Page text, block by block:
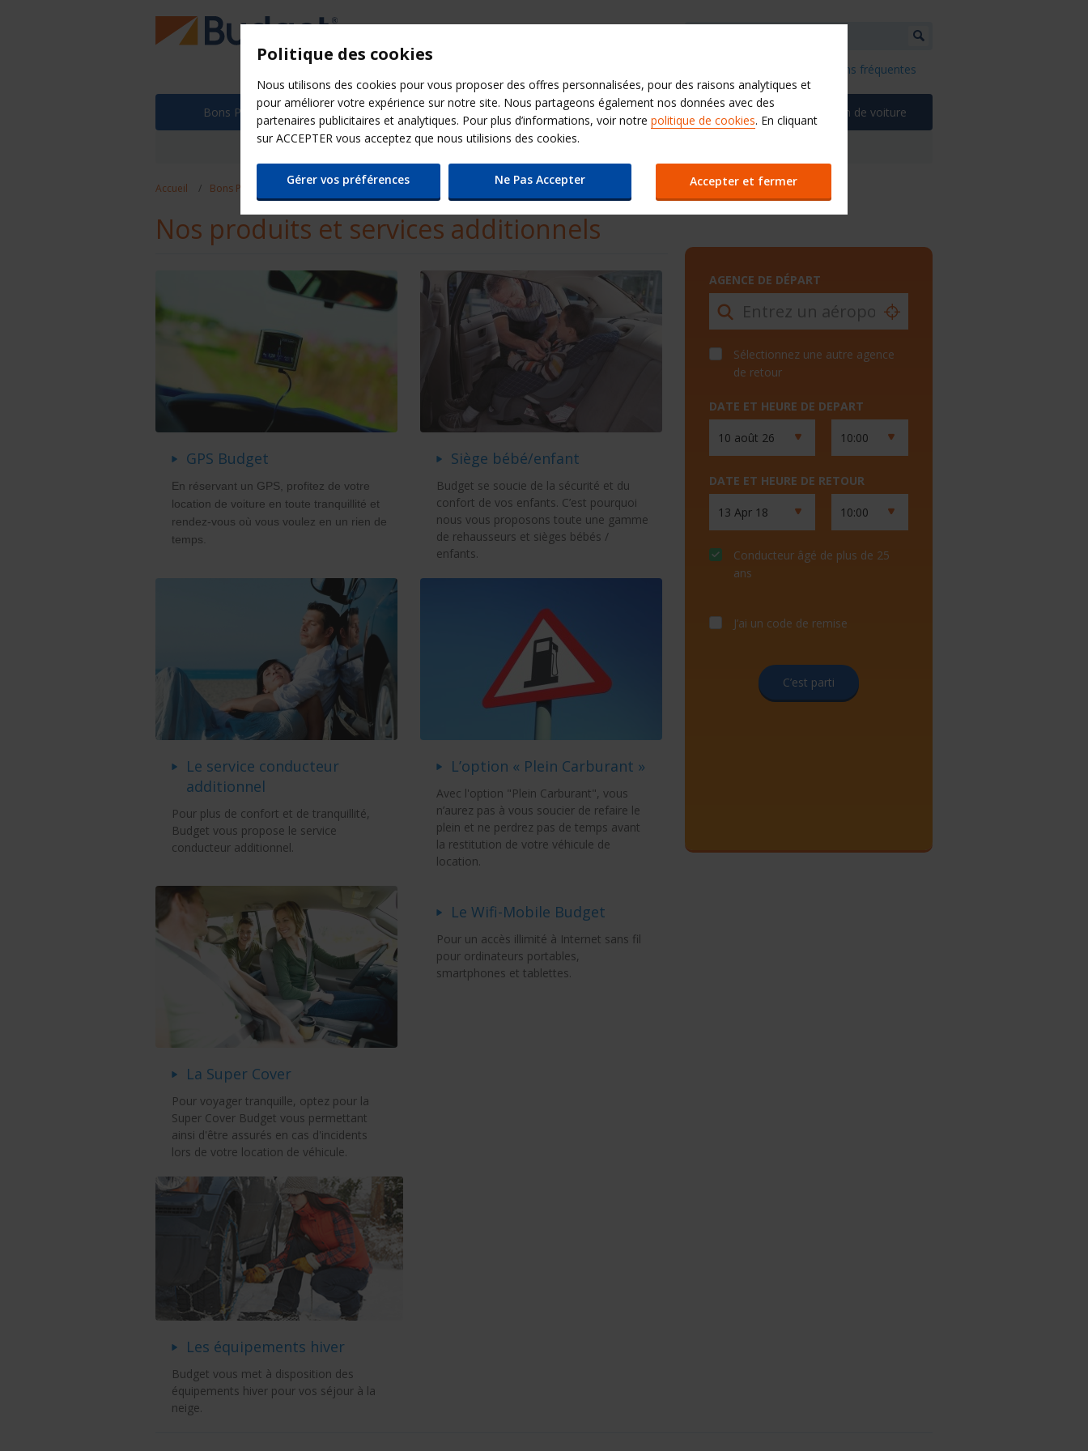
Budget Aide & questions fréquentes
Bons Plans Nos produits Contact QuickPass Location de voiture
Partenaires Budget
Accueil Bons Plans Les + Budget Services et Produits additionnels Budget
Nos produits et services additionnels
GPS Budget
En réservant un GPS, profitez de votre
location de voiture en toute tranquillité et
rendez-vous où vous voulez en un rien de
temps.
Siège bébé/enfant
Budget se soucie de la sécurité et du
confort de vos enfants. C’est pourquoi
nous vous proposons toute une gamme
de rehausseurs et sièges bébés /
enfants.
Le service conducteur
additionnel
Pour plus de confort et de tranquillité,
Budget vous propose le service
conducteur additionnel.
L’option « Plein Carburant »
Avec l'option "Plein Carburant", vous
n’aurez pas à vous soucier de refaire le
plein et ne perdrez pas de temps avant
la restitution de votre véhicule de
location.
La Super Cover
Pour voyager tranquille, optez pour la
Super Cover Budget vous permettant
ainsi d'être assurés en cas d'incidents
lors de votre location de véhicule.
Le Wifi-Mobile Budget
Pour un accès illimité à Internet sans fil
pour ordinateurs portables,
smartphones et tablettes.
Les équipements hiver
Budget vous met à disposition des
équipements hiver pour vos séjour à la
neige.
AGENCE DE DÉPART
Sélectionnez une autre agence
de retour
DATE ET HEURE DE DEPART
DATE ET HEURE DE RETOUR
Conducteur âgé de plus de 25
ans
J’ai un code de remise
C’est parti
Politique des cookies
Nous utilisons des cookies pour vous proposer des offres personnalisées, pour des raisons analytiques et
pour améliorer votre expérience sur notre site. Nous partageons également nos données avec des
partenaires publicitaires et analytiques. Pour plus d’informations, voir notre politique de cookies. En cliquant
sur ACCEPTER vous acceptez que nous utilisions des cookies.
Gérer vos préférences Ne Pas Accepter Accepter et fermer